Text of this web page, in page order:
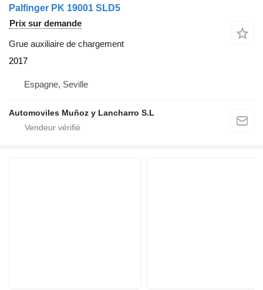
Palfinger PK 19001 SLD5
Prix sur demande
Grue auxiliaire de chargement
2017
Espagne, Seville
Automoviles Muñoz y Lancharro S.L